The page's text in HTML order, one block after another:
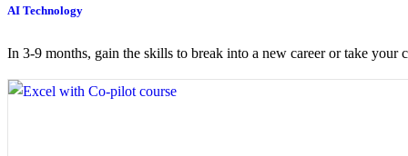
AI Technology
In 3-9 months, gain the skills to break into a new career or take your